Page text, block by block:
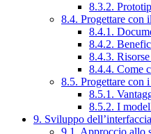
8.3.2.
8.4. Progettare con
8.4.1.
8.4.2.
8.4.3.
8.4.4. Come
8.5. Progettare con
8.5.1.
8.5.2. I
9. Sviluppo dell’interfaccia
9.1. Approccio allo